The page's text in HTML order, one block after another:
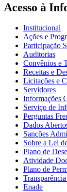
Acesso à
Institucional
Ações e
Participação
Auditorias
Convênios e
Receitas e
Licitações e
Servidores
Informações
Serviço de
Perguntas
Dados
Sanções
Sobre a Lei
Plano de
Atividade
Plano de
Enade